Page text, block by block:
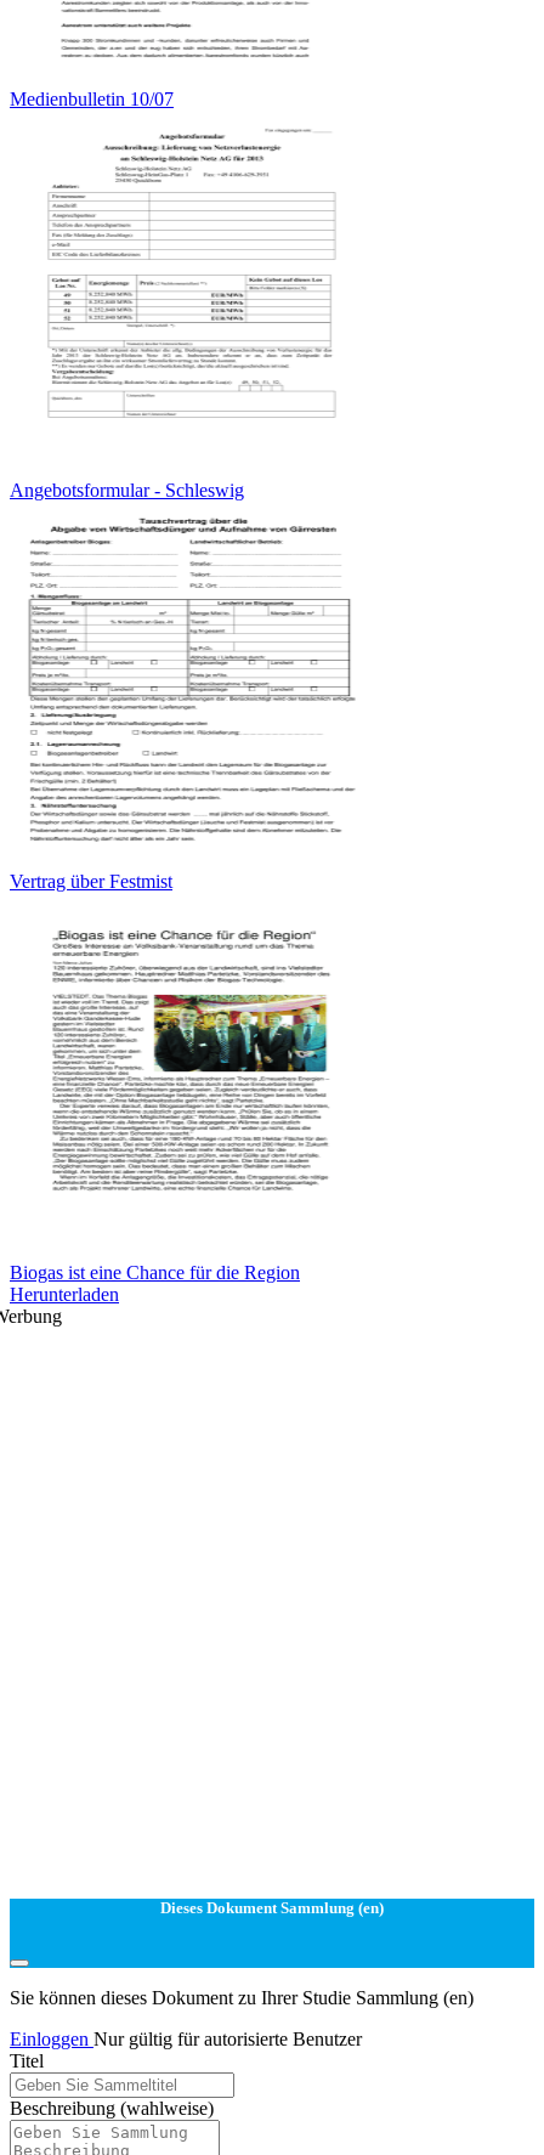
Medienbulletin 10/07
Angebotsformular - Schleswig
Vertrag über Festmist
Biogas ist eine Chance für die Region
Herunterladen
Dieses Dokument Sammlung (en)
Sie können dieses Dokument zu Ihrer Studie Sammlung (en)
Einloggen Nur gültig für autorisierte Benutzer
Titel
Beschreibung (wahlweise)